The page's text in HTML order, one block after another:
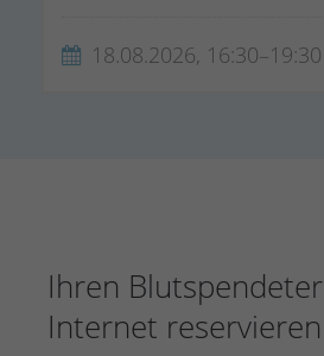
18.08.2026, 16:30–19:30
Ihren
Internet